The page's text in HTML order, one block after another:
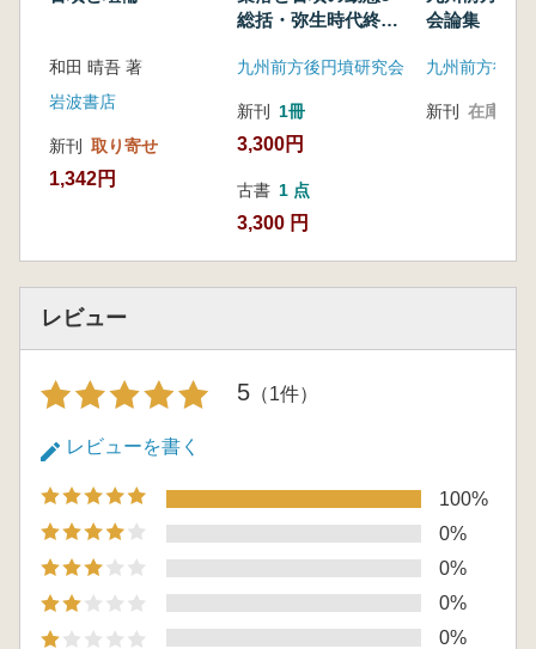
和田 晴吾 著
岩波書店
新刊 取り寄せ
1,342円
総括・弥生時代終末
九州前方後円墳研究会
新刊 1冊
3,300円
古書 1 点
3,300 円
会論集
九州前方後円
新刊 在庫なし
レビュー
5 （1件）
レビューを書く
100%
0%
0%
0%
0%